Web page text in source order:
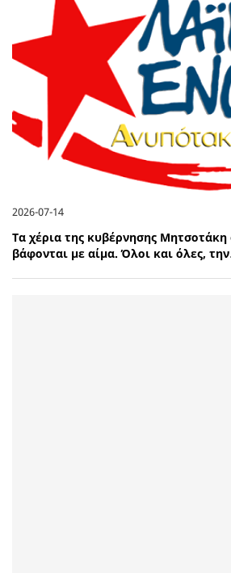
2026-07-14
Τα χέρια της κυβέρνησης Μητσοτάκη
βάφονται με αίμα. Όλοι και όλες,